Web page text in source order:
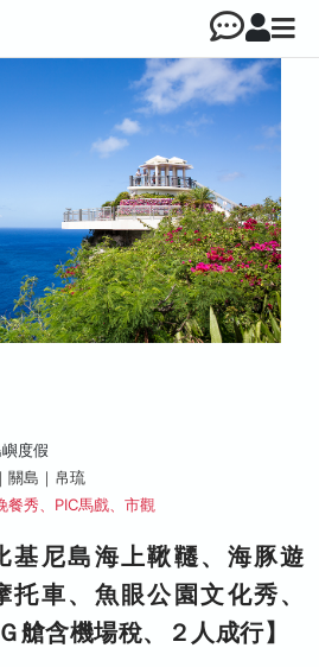
度假
關島｜帛琉
餐秀、PIC馬戲、市觀
基尼島海上鞦韆、海豚遊
車、魚眼公園文化秀、
艙含機場稅、２人成行】